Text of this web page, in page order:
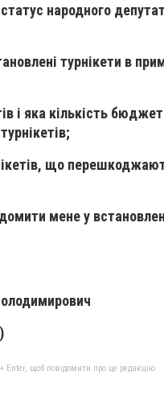
народного
турнікети в
і яка кількість
що
мене у
Enter, щоб повідомити про це редакцію